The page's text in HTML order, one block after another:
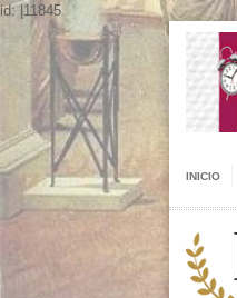
id: |11845
INICIO